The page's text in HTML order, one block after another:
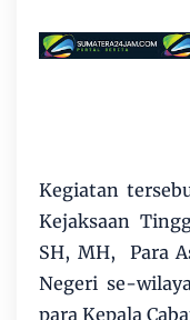
Kegiatan
Kejaksaan
SH, MH, Para
Negeri se-
para Kepala